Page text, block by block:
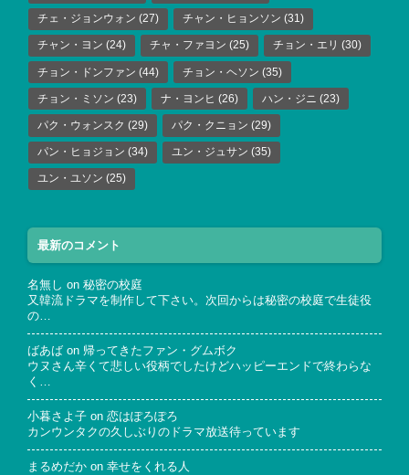
チェ・ジョンウォン (27) チャン・ヒョンソン (31)
チャン・ヨン (24) チャ・ファヨン (25) チョン・エリ (30)
チョン・ドンファン (44) チョン・ヘソン (35)
チョン・ミソン (23) ナ・ヨンヒ (26) ハン・ジニ (23)
パク・ウォンスク (29) パク・クニョン (29)
パン・ヒョジョン (34) ユン・ジュサン (35)
ユン・ユソン (25)
最新のコメント
名無し on 秘密の校庭
又韓流ドラマを制作して下さい。次回からは秘密の校庭で生徒役
の…
ばあば on 帰ってきたファン・グムボク
ウヌさん辛くて悲しい役柄でしたけどハッピーエンドで終わらな
く…
小暮さよ子 on 恋はぽろぽろ
カンウンタクの久しぶりのドラマ放送待っています
まるめだか on 幸せをくれる人